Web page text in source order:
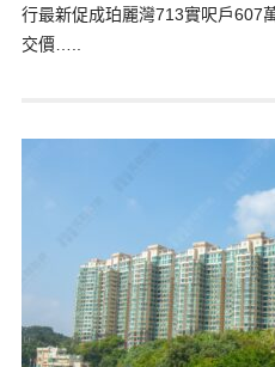
行最新促成珀麗灣713實呎戶607
交價…..